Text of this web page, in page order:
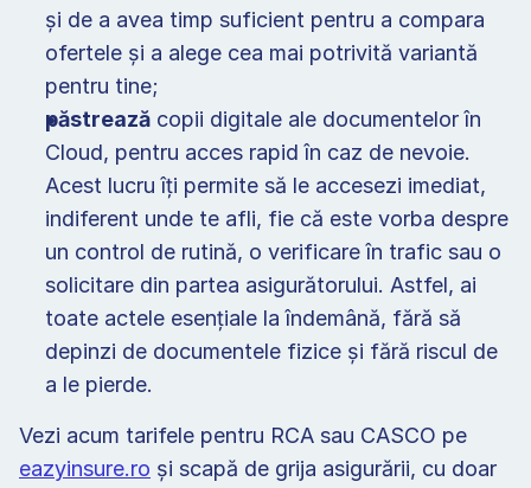
și de a avea timp suficient pentru a compara
ofertele și a alege cea mai potrivită variantă
pentru tine;
păstrează copii digitale ale documentelor în
Cloud, pentru acces rapid în caz de nevoie.
Acest lucru îți permite să le accesezi imediat,
indiferent unde te afli, fie că este vorba despre
un control de rutină, o verificare în trafic sau o
solicitare din partea asigurătorului. Astfel, ai
toate actele esențiale la îndemână, fără să
depinzi de documentele fizice și fără riscul de
a le pierde.
eazyinsure.ro și scapă de grija asigurării, cu doar